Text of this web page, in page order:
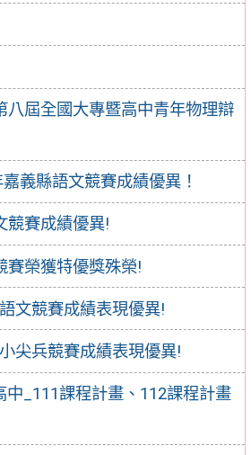
八屆全國大專暨高中青年物理辯
義縣語文競賽成績優異！
競賽成績優異!
賽榮獲特優獎殊榮!
文競賽成績表現優異!
尖兵競賽成績表現優異!
中_111課程計畫、112課程計畫